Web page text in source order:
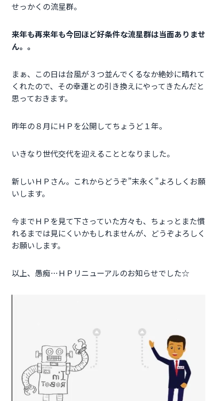
せっかくの流星群。
来年も再来年も今回ほど好条件な流星群は当面ありませ
ん。。
まぁ、この日は台風が３つ並んでくるなか絶妙に晴れて
くれたので、その幸運との引き換えにやってきたんだと
思っておきます。
昨年の８月にＨＰを公開してちょうど１年。
いきなり世代交代を迎えることとなりました。
新しいＨＰさん。これからどうぞ”末永く”よろしくお願
いします。
今までＨＰを見て下さっていた方々も、ちょっとまた慣
れるまでは見にくいかもしれませんが、どうぞよろしく
お願いします。
以上、愚痴…ＨＰリニューアルのお知らせでした☆